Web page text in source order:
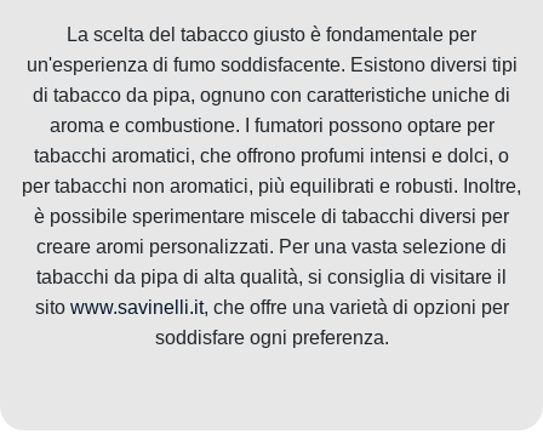
La scelta del tabacco giusto è fondamentale per
un'esperienza di fumo soddisfacente. Esistono diversi tipi
di tabacco da pipa, ognuno con caratteristiche uniche di
aroma e combustione. I fumatori possono optare per
tabacchi aromatici, che offrono profumi intensi e dolci, o
per tabacchi non aromatici, più equilibrati e robusti. Inoltre,
è possibile sperimentare miscele di tabacchi diversi per
creare aromi personalizzati. Per una vasta selezione di
tabacchi da pipa di alta qualità, si consiglia di visitare il
sito www.savinelli.it, che offre una varietà di opzioni per
soddisfare ogni preferenza.